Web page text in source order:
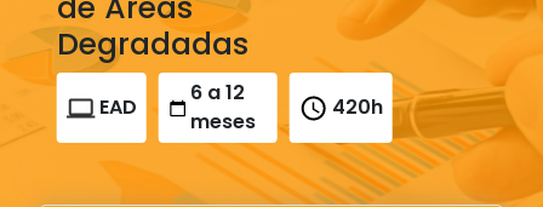
Degradadas
EAD
6 a 12
meses
420h